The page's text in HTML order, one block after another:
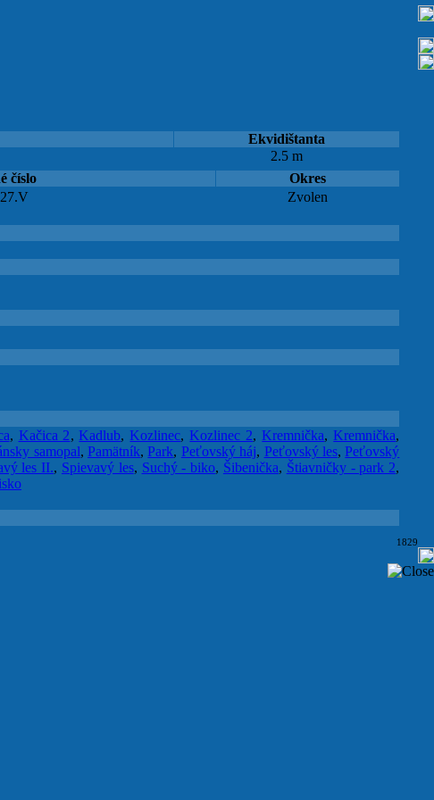
Ekvidištanta
2.5 m
číslo
Okres
Zvolen
, Kačica 2,Kadlub,Kozlinec,Kozlinec 2,Kremnička,Kremnička,
samopal,Pamätník,Park, Peťovský háj, Peťovský les,Peťovský
les II., Spievavý les, Suchý - biko, Šibenička, Štiavničky - park 2,
1829